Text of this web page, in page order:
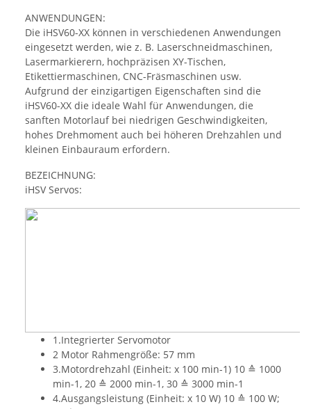
ANWENDUNGEN:
Die iHSV60-XX können in verschiedenen Anwendungen
eingesetzt werden, wie z. B. Laserschneidmaschinen,
Lasermarkierern, hochpräzisen XY-Tischen,
Etikettiermaschinen, CNC-Fräsmaschinen usw.
Aufgrund der einzigartigen Eigenschaften sind die
iHSV60-XX die ideale Wahl für Anwendungen, die
sanften Motorlauf bei niedrigen Geschwindigkeiten,
hohes Drehmoment auch bei höheren Drehzahlen und
kleinen Einbauraum erfordern.
BEZEICHNUNG:
iHSV Servos:
1.Integrierter Servomotor
2 Motor Rahmengröße: 57 mm
3.Motordrehzahl (Einheit: x 100 min-1) 10 ≙ 1000
min-1, 20 ≙ 2000 min-1, 30 ≙ 3000 min-1
4.Ausgangsleistung (Einheit: x 10 W) 10 ≙ 100 W;